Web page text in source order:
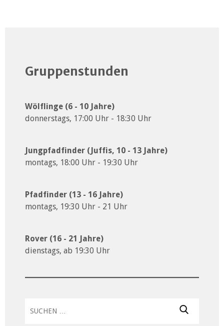
Gruppenstunden
Wölflinge (6 - 10 Jahre)
donnerstags, 17:00 Uhr - 18:30 Uhr
Jungpfadfinder (Juffis, 10 - 13 Jahre)
montags, 18:00 Uhr - 19:30 Uhr
Pfadfinder (13 - 16 Jahre)
montags, 19:30 Uhr - 21 Uhr
Rover (16 - 21 Jahre)
dienstags, ab 19:30 Uhr
nach: